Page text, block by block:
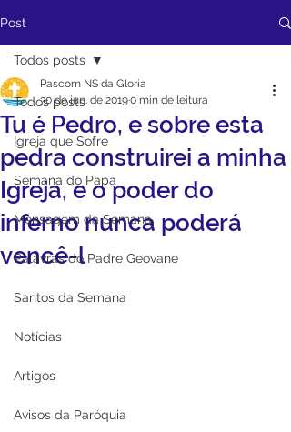
Post
Todos posts
Igreja que Sofre
Semana do Papa
Mensagem da Semana
Palavras do Padre Geovane
Santos da Semana
Notícias
Artigos
Avisos da Paróquia
Todos posts
Tu é Pedro, e sobre esta
pedra construirei a minha
Igreja, e o poder do
inferno nunca poderá
vencê-l
Pascom NS da Gloria
30 de jun. de 20190 min de leitura